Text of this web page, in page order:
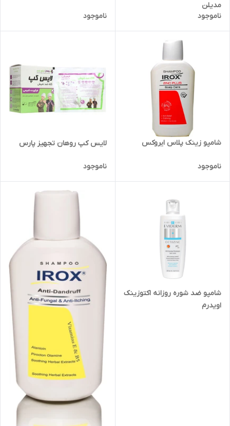
مدیلن
ناموجود
ناموجود
شامپو زینک پلاس ایروکس
ناموجود
لایس کپ روهان تجهیز پارس
ناموجود
شامپو ضد شوره روزانه اکتوزینک
اویدرم